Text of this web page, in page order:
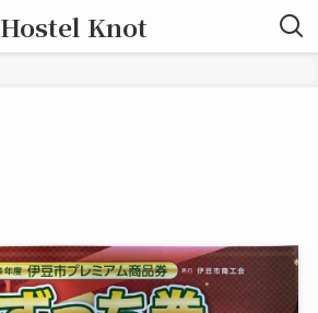
Hostel Knot